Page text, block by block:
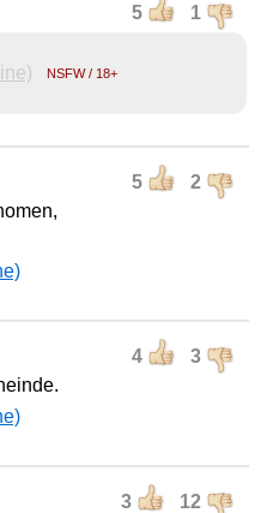
5 1
NSFW / 18+
5 2
4 3
3 12